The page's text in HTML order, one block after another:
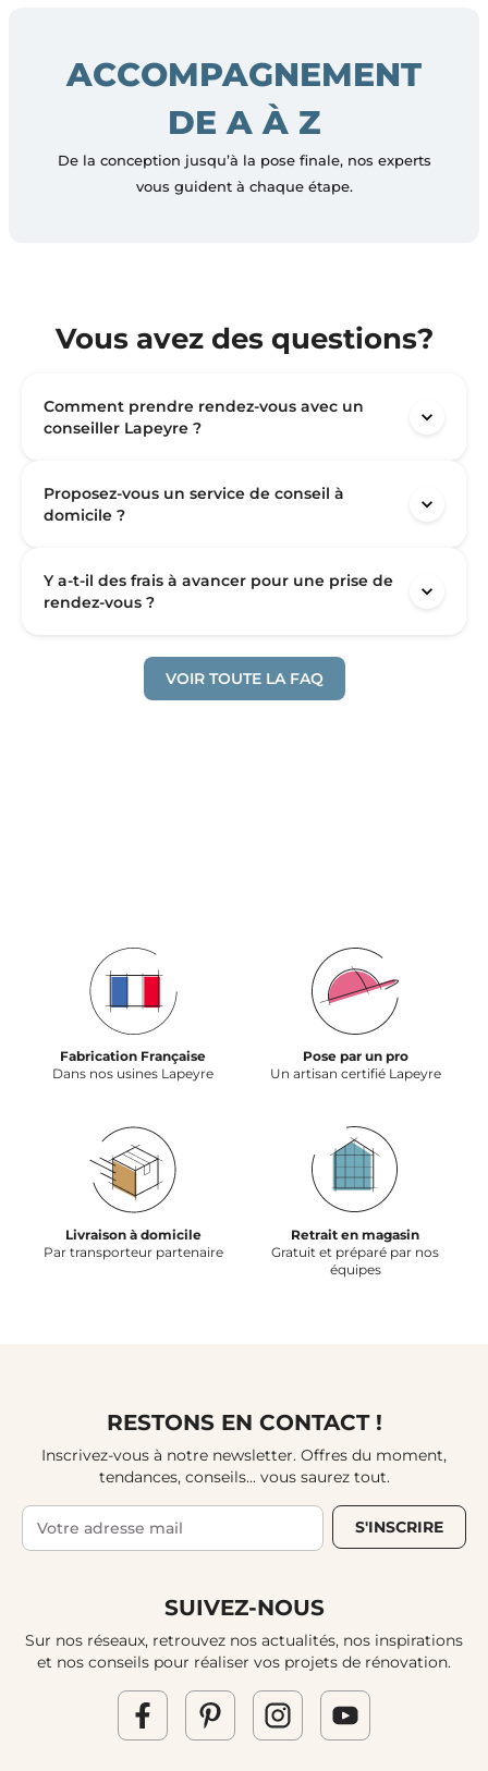
ACCOMPAGNEMENT
DE A À Z
De la conception jusqu’à la pose finale, nos experts
vous guident à chaque étape.
Vous avez des questions?
Comment prendre rendez-vous avec un
conseiller Lapeyre ?
Proposez-vous un service de conseil à
domicile ?
Y a-t-il des frais à avancer pour une prise de
rendez-vous ?
VOIR TOUTE LA FAQ
Fabrication Française
Dans nos usines Lapeyre
Pose par un pro
Un artisan certifié Lapeyre
Livraison à domicile
Par transporteur partenaire
Retrait en magasin
Gratuit et préparé par nos
équipes
RESTONS EN CONTACT !
Inscrivez-vous à notre newsletter. Offres du moment,
tendances, conseils... vous saurez tout.
S'INSCRIRE
SUIVEZ-NOUS
Sur nos réseaux, retrouvez nos actualités, nos inspirations
et nos conseils pour réaliser vos projets de rénovation.